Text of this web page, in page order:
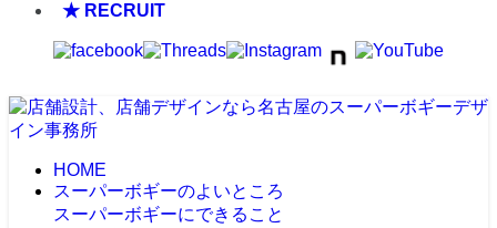
★ RECRUIT
HOME
スーパーボギーのよいところ
スーパーボギーにできること